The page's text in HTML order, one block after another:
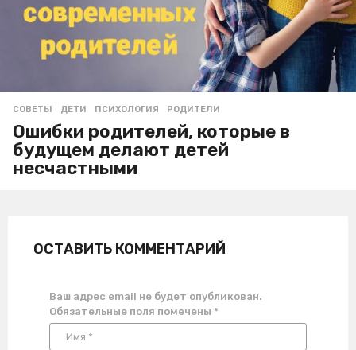
СОВЕТЫ ДЕТИ ,ПСИХОЛОГИЯ ,РОДИТЕЛИ
Ошибки родителей, которые в
будущем делают детей
несчастными
ОСТАВИТЬ КОММЕНТАРИЙ
Ваш адрес email не будет опубликован.
Обязательные поля помечены *